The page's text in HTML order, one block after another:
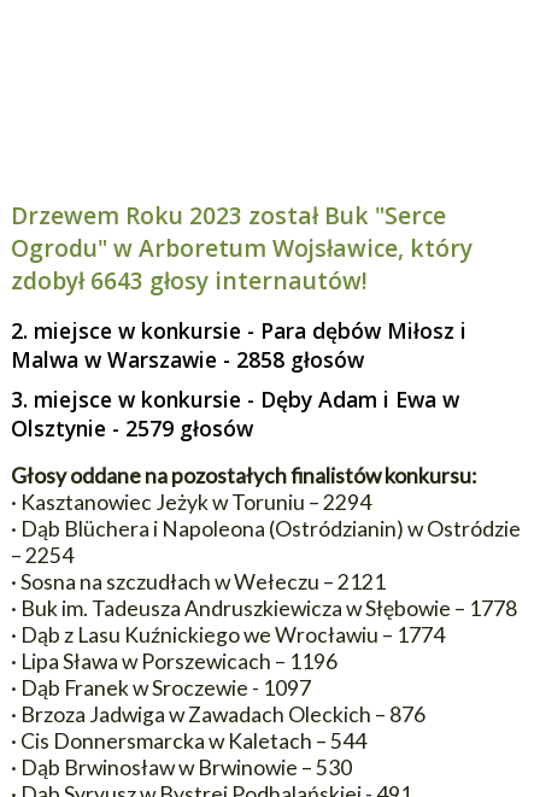
Drzewem Roku 2023 został Buk "Serce
Ogrodu" w Arboretum Wojsławice, który
zdobył 6643 głosy internautów!
2. miejsce w konkursie - Para dębów Miłosz i
Malwa w Warszawie - 2858 głosów
3. miejsce w konkursie - Dęby Adam i Ewa w
Olsztynie - 2579 głosów
Głosy oddane na pozostałych finalistów konkursu:
· Kasztanowiec Jeżyk w Toruniu – 2294
· Dąb Blüchera i Napoleona (Ostródzianin) w Ostródzie
– 2254
· Sosna na szczudłach w Wełeczu – 2121
· Buk im. Tadeusza Andruszkiewicza w Słębowie – 1778
· Dąb z Lasu Kuźnickiego we Wrocławiu – 1774
· Lipa Sława w Porszewicach – 1196
· Dąb Franek w Sroczewie - 1097
· Brzoza Jadwiga w Zawadach Oleckich – 876
· Cis Donnersmarcka w Kaletach – 544
· Dąb Brwinosław w Brwinowie – 530